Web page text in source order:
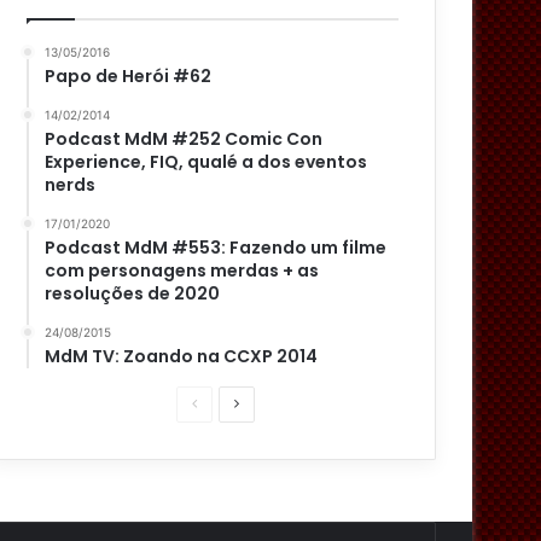
13/05/2016
Papo de Herói #62
14/02/2014
Podcast MdM #252 Comic Con
Experience, FIQ, qualé a dos eventos
nerds
17/01/2020
Podcast MdM #553: Fazendo um filme
com personagens merdas + as
resoluções de 2020
24/08/2015
MdM TV: Zoando na CCXP 2014